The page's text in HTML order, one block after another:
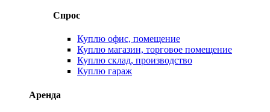
Спрос
Куплю офис, помещение
Куплю магазин, торговое помещение
Куплю склад, производство
Куплю гараж
Аренда